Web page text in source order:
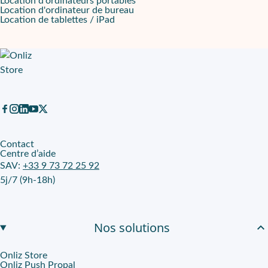
Location d'ordinateur de bureau
Location de tablettes / iPad
Contact
Centre d’aide
SAV: +33 9 73 72 25 92
5j/7 (9h-18h)
Nos solutions
Onliz Store
Onliz Push Propal